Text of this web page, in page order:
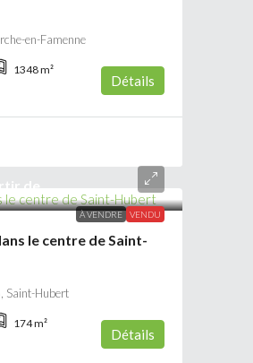
en-Famenne
1348m²
Détails
À VENDRE VENDU
de
le centre de Saint-
Saint-Hubert
174m²
Détails